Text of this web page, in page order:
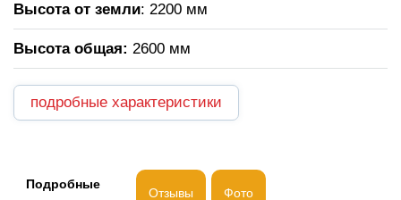
Высота от земли: 2200 мм
Высота общая: 2600 мм
подробные характеристики
Подробные
Отзывы Фото